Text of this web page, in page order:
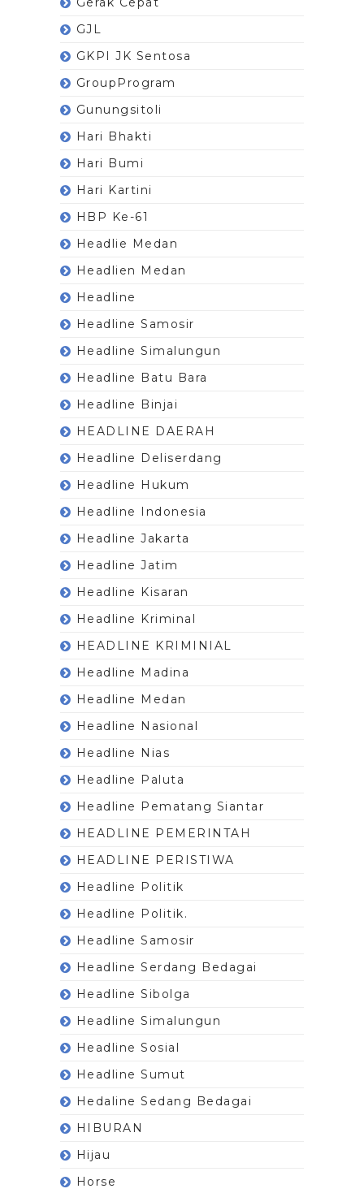
GJL
GKPI JK Sentosa
GroupProgram
Gunungsitoli
Hari Bhakti
Hari Bumi
Hari Kartini
HBP Ke-61
Headlie Medan
Headlien Medan
Headline
Headline Samosir
Headline Simalungun
Headline Batu Bara
Headline Binjai
HEADLINE DAERAH
Headline Deliserdang
Headline Hukum
Headline Indonesia
Headline Jakarta
Headline Jatim
Headline Kisaran
Headline Kriminal
HEADLINE KRIMINIAL
Headline Madina
Headline Medan
Headline Nasional
Headline Nias
Headline Paluta
Headline Pematang Siantar
HEADLINE PEMERINTAH
HEADLINE PERISTIWA
Headline Politik
Headline Politik.
Headline Samosir
Headline Serdang Bedagai
Headline Sibolga
Headline Simalungun
Headline Sosial
Headline Sumut
Hedaline Sedang Bedagai
HIBURAN
Hijau
Horse